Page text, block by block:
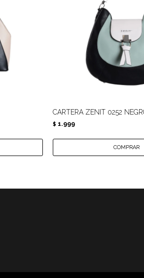
CARTERA ZENIT 0252
$ 1.999